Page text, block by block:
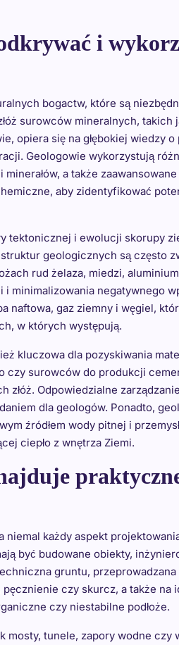
i
bogactw, które są
surowców mineralnych, takich
opiera się na głębokiej wiedzy
Geologowie wykorzystują
a także
aby zidentyfikować
tektonicznej i ewolucji skorupy
struktur geologicznych są często
rud żelaza, miedzi,
minimalizowania negatywnego
naftowa, gaz ziemny i węgiel,
w których występują.
kluczowa dla pozyskiwania
czy surowców do produkcji
złóż. Odpowiedzialne
dla geologów. Ponadto,
źródłem wody pitnej i
ciepło z wnętrza Ziemi.
niemal każdy aspekt
być budowane obiekty,
gruntu,
czy skurcz, a także na
czy niestabilne podłoże.
mosty, tunele, zapory wodne czy